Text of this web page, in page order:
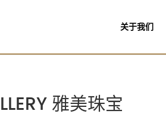
关于我们
雅美珠宝